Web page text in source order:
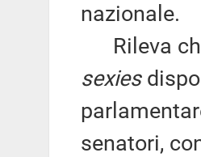
nazionale.
Rileva
sexies
senatori,